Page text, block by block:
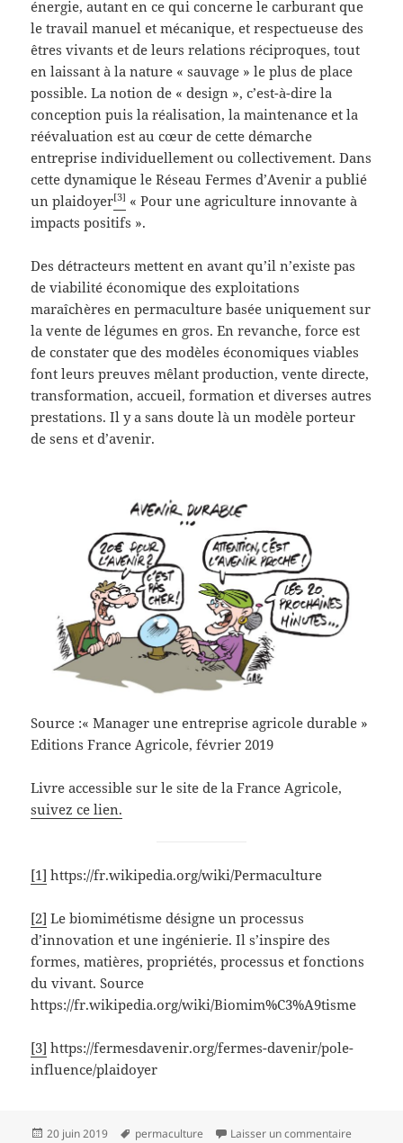
énergie, autant en ce qui concerne le carburant que
le travail manuel et mécanique, et respectueuse des
êtres vivants et de leurs relations réciproques, tout
en laissant à la nature « sauvage » le plus de place
possible. La notion de « design », c’est-à-dire la
conception puis la réalisation, la maintenance et la
réévaluation est au cœur de cette démarche
entreprise individuellement ou collectivement. Dans
cette dynamique le Réseau Fermes d’Avenir a publié
un plaidoyer[3] « Pour une agriculture innovante à
impacts positifs ».
Des détracteurs mettent en avant qu’il n’existe pas
de viabilité économique des exploitations
maraîchères en permaculture basée uniquement sur
la vente de légumes en gros. En revanche, force est
de constater que des modèles économiques viables
font leurs preuves mêlant production, vente directe,
transformation, accueil, formation et diverses autres
prestations. Il y a sans doute là un modèle porteur
de sens et d’avenir.
Source :« Manager une entreprise agricole durable »
Editions France Agricole, février 2019
Livre accessible sur le site de la France Agricole,
suivez ce lien.
[1] https://fr.wikipedia.org/wiki/Permaculture
[2] Le biomimétisme désigne un processus
d’innovation et une ingénierie. Il s’inspire des
formes, matières, propriétés, processus et fonctions
du vivant. Source
https://fr.wikipedia.org/wiki/Biomim%C3%A9tisme
[3] https://fermesdavenir.org/fermes-davenir/pole-
influence/plaidoyer
Publié
20 juin 2019
Mots-
permaculture Laisser un commentaire